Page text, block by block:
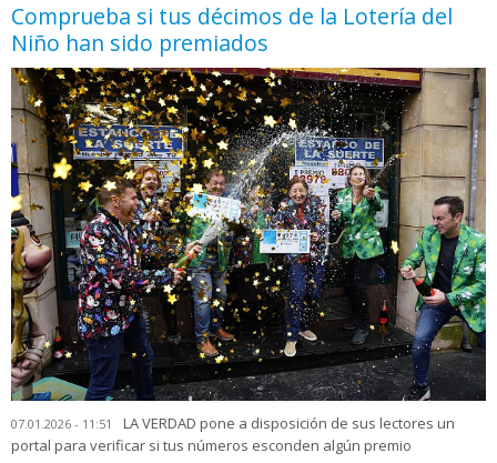
Comprueba si tus décimos de la Lotería del
Niño han sido premiados
07.01.2026 - 11:51
LA VERDAD pone a disposición de sus lectores un
portal para verificar si tus números esconden algún premio